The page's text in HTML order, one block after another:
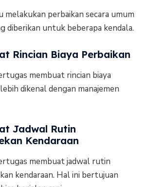
melakukan perbaikan secara umum
diberikan untuk beberapa kendala.
Rincian Biaya Perbaikan
membuat rincian biaya
dikenal dengan manajemen
Jadwal Rutin
Kendaraan
membuat jadwal rutin
kendaraan. Hal ini bertujuan